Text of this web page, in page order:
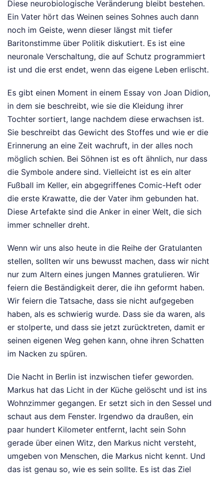
Diese neurobiologische Veränderung bleibt bestehen.
Ein Vater hört das Weinen seines Sohnes auch dann
noch im Geiste, wenn dieser längst mit tiefer
Baritonstimme über Politik diskutiert. Es ist eine
neuronale Verschaltung, die auf Schutz programmiert
ist und die erst endet, wenn das eigene Leben erlischt.
Es gibt einen Moment in einem Essay von Joan Didion,
in dem sie beschreibt, wie sie die Kleidung ihrer
Tochter sortiert, lange nachdem diese erwachsen ist.
Sie beschreibt das Gewicht des Stoffes und wie er die
Erinnerung an eine Zeit wachruft, in der alles noch
möglich schien. Bei Söhnen ist es oft ähnlich, nur dass
die Symbole andere sind. Vielleicht ist es ein alter
Fußball im Keller, ein abgegriffenes Comic-Heft oder
die erste Krawatte, die der Vater ihm gebunden hat.
Diese Artefakte sind die Anker in einer Welt, die sich
immer schneller dreht.
Wenn wir uns also heute in die Reihe der Gratulanten
stellen, sollten wir uns bewusst machen, dass wir nicht
nur zum Altern eines jungen Mannes gratulieren. Wir
feiern die Beständigkeit derer, die ihn geformt haben.
Wir feiern die Tatsache, dass sie nicht aufgegeben
haben, als es schwierig wurde. Dass sie da waren, als
er stolperte, und dass sie jetzt zurücktreten, damit er
seinen eigenen Weg gehen kann, ohne ihren Schatten
im Nacken zu spüren.
Die Nacht in Berlin ist inzwischen tiefer geworden.
Markus hat das Licht in der Küche gelöscht und ist ins
Wohnzimmer gegangen. Er setzt sich in den Sessel und
schaut aus dem Fenster. Irgendwo da draußen, ein
paar hundert Kilometer entfernt, lacht sein Sohn
gerade über einen Witz, den Markus nicht versteht,
umgeben von Menschen, die Markus nicht kennt. Und
das ist genau so, wie es sein sollte. Es ist das Ziel